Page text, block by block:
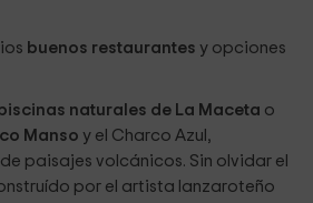
buenos restaurantes y opciones
naturales de La Maceta o
Manso y el Charco Azul,
paisajes volcánicos. Sin olvidar el
por el artista lanzaroteño